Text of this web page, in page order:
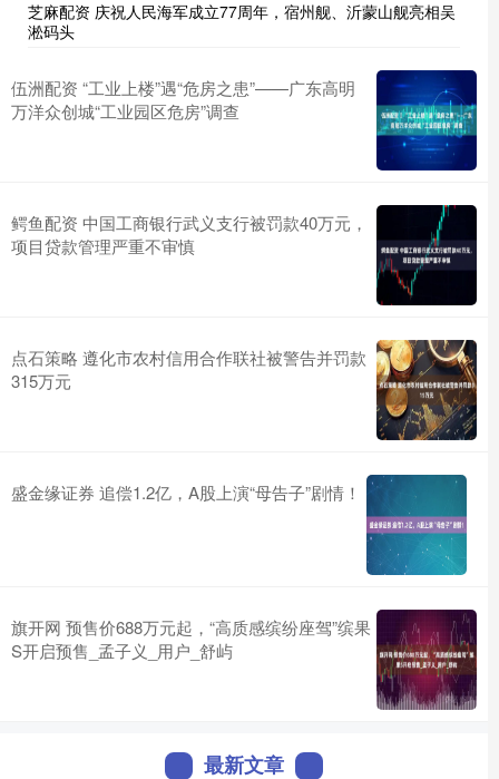
芝麻配资 庆祝人民海军成立77周年，宿州舰、沂蒙山舰亮相吴
淞码头
伍洲配资 ​“工业上楼”遇“危房之患”——广东高明
万洋众创城“工业园区危房”调查
鳄鱼配资 中国工商银行武义支行被罚款40万元，
项目贷款管理严重不审慎
点石策略 遵化市农村信用合作联社被警告并罚款
315万元
盛金缘证券 追偿1.2亿，A股上演“母告子”剧情！
旗开网 预售价688万元起，“高质感缤纷座驾”缤果
S开启预售_孟子义_用户_舒屿
最新文章